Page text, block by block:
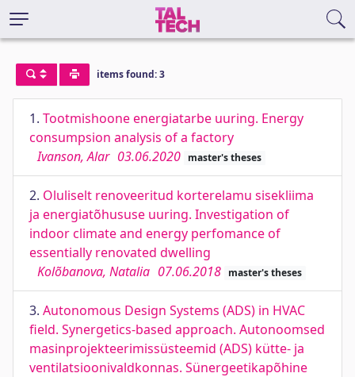
items found: 3
1. Tootmishoone energiatarbe uuring. Energy
consumpsion analysis of a factory
Ivanson, Alar 03.06.2020 master's theses
2. Oluliselt renoveeritud korterelamu sisekliima
ja energiatõhususe uuring. Investigation of
indoor climate and energy perfomance of
essentially renovated dwelling
Kolõbanova, Natalia 07.06.2018 master's theses
3. Autonomous Design Systems (ADS) in HVAC
field. Synergetics-based approach. Autonoomsed
masinprojekteerimissüsteemid (ADS) kütte- ja
ventilatsioonivaldkonnas. Sünergeetikapõhine